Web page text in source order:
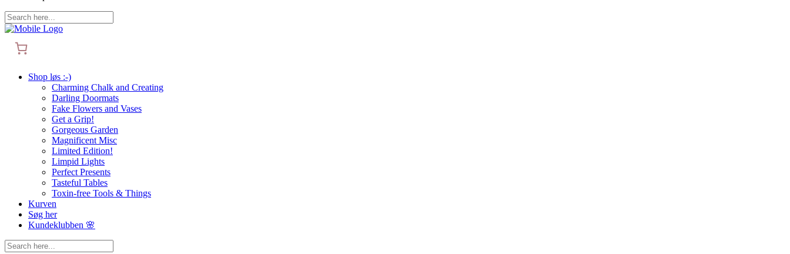
Shop løs :-)
Charming Chalk and Creating
Darling Doormats
Fake Flowers and Vases
Get a Grip!
Gorgeous Garden
Magnificent Misc
Limited Edition!
Limpid Lights
Perfect Presents
Tasteful Tables
Toxin-free Tools & Things
Kurven
Søg her
Kundeklubben 🌸